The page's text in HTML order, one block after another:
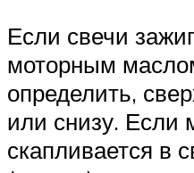
Если свечи
моторным
определить,
или снизу. Если
скапливается в